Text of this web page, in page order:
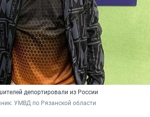
депортировали из России
УМВД по Рязанской области